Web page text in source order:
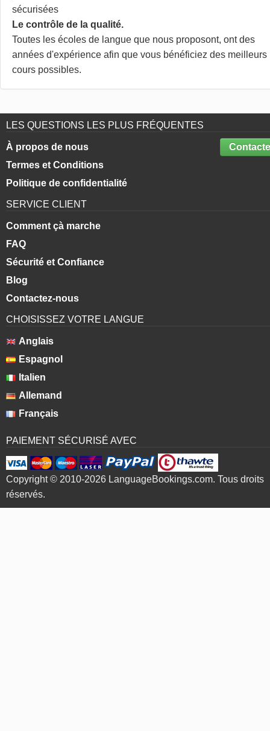
sécurisées
Le contrôle de la qualité.
Toutes les écoles de langue que nous proposont, ont des
années d'expérience afin que vous bénéficiez des meilleurs
cours possibles.
LES QUESTIONS LES PLUS FRÉQUENTES
À propos de nous
Termes et Conditions
Politique de confidentialité
SERVICE CLIENT
Comment çà marche
FAQ
Sécurité et Confiance
Blog
Contactez-nous
CHOISISSEZ VOTRE LANGUE
Anglais
Espagnol
Italien
Allemand
Français
PAIEMENT SÉCURISÉ AVEC
Copyright © 2010-2026 LanguageBookings.com. Tous droits
réservés.